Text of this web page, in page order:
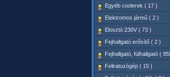
Egyéb coolerek ( 17 )
Elektromos jármű ( 2 )
Elosztó 230V ( 73 )
Fejhallgató erősítő ( 2 )
Fejhallgató, fülhallgató (
Feliratozógép ( 15 )